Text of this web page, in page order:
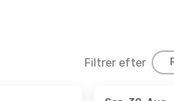
Filtrer efter